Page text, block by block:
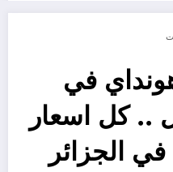
في
.. كل اسعار
الجزائر